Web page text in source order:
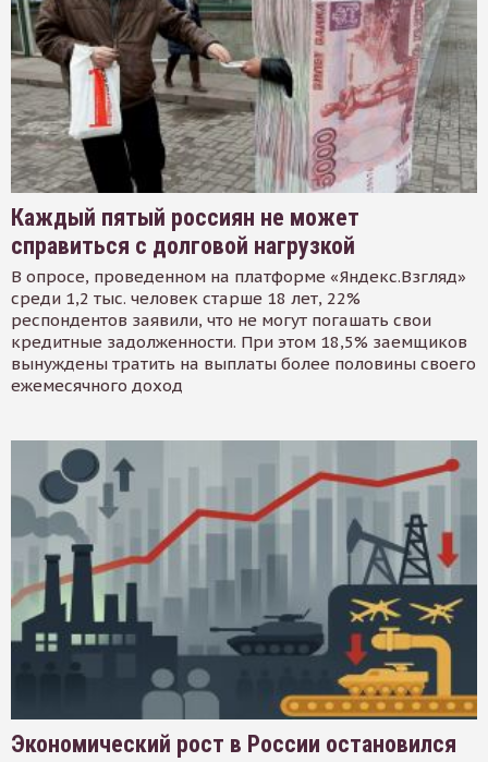
Каждый пятый россиян не может
справиться с долговой нагрузкой
В опросе, проведенном на платформе «Яндекс.Взгляд»
среди 1,2 тыс. человек старше 18 лет, 22%
респондентов заявили, что не могут погашать свои
кредитные задолженности. При этом 18,5% заемщиков
вынуждены тратить на выплаты более половины своего
ежемесячного доход
Экономический рост в России остановился